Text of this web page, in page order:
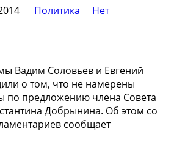
Политика
Нет
Вадим Соловьев и Евгений
о том, что не намерены
по предложению члена Совета
Добрынина. Об этом со
сообщает